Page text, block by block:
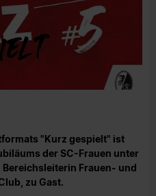
"Kurz gespielt" ist
der SC-Frauen unter
Frauen- und
zu Gast.